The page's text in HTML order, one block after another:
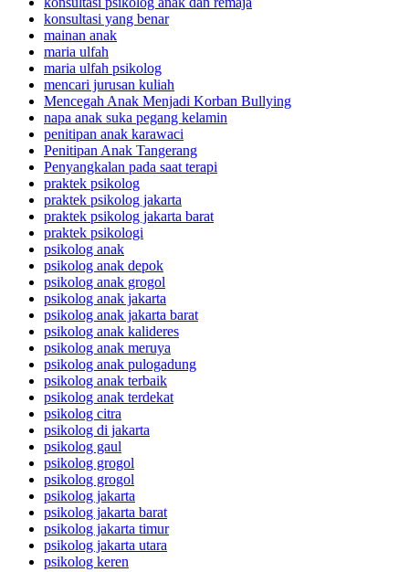
konsultasi yang benar
mainan anak
maria ulfah
maria ulfah psikolog
mencari jurusan kuliah
Mencegah Anak Menjadi Korban Bullying
napa anak suka pegang kelamin
penitipan anak karawaci
Penitipan Anak Tangerang
Penyangkalan pada saat terapi
praktek psikolog
praktek psikolog jakarta
praktek psikolog jakarta barat
praktek psikologi
psikolog anak
psikolog anak depok
psikolog anak grogol
psikolog anak jakarta
psikolog anak jakarta barat
psikolog anak kalideres
psikolog anak meruya
psikolog anak pulogadung
psikolog anak terbaik
psikolog anak terdekat
psikolog citra
psikolog di jakarta
psikolog gaul
psikolog grogol
psikolog grogol
psikolog jakarta
psikolog jakarta barat
psikolog jakarta timur
psikolog jakarta utara
psikolog keren